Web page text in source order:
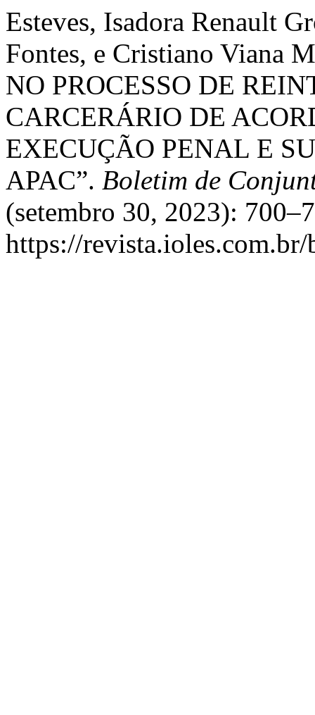
Esteves, Isadora Renault
Fontes, e Cristiano Viana
NO PROCESSO DE
CARCERÁRIO DE
EXECUÇÃO PENAL E
APAC”. Boletim de
(setembro 30, 2023):
https://